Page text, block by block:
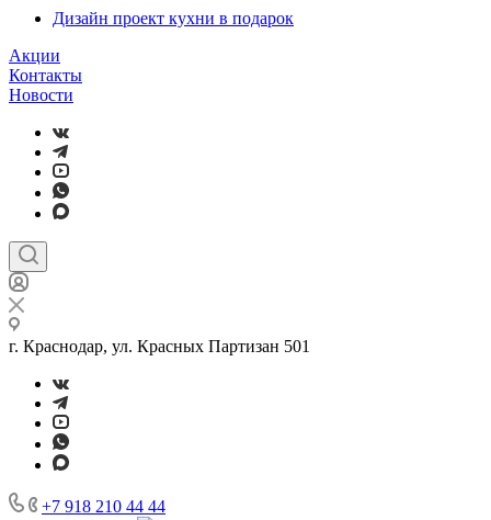
Дизайн проект кухни в подарок
Акции
Контакты
Новости
г. Краснодар, ул. Красных Партизан 501
+7 918 210 44 44